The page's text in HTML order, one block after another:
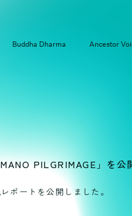
Buddha Dharma Ancestor
PILGRIMAGE」を公
ポートを公開しました。